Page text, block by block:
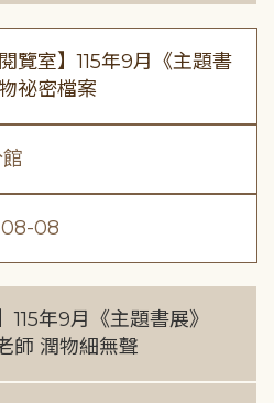
覽室】115年9月《主題書
祕密檔案
08
115年9月《主題書展》
潤物細無聲